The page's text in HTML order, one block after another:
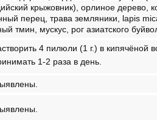
крыжовник), орлиное дерево,
перец, трава земляники, lapis
тмин, мускус, рог азиатского
4 пилюли (1 г.) в кипячёной
1-2 раза в день.